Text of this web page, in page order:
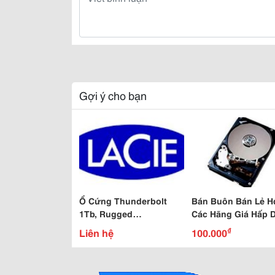
Gợi ý cho bạn
Ổ Cứng Thunderbolt
1Tb, Rugged
Thunderbolt Tốc Độ
Cao, Lacie Thunderbolt
Liên hệ
Bán Buôn Bán Lẻ
Các Hãng Giá Hấp
100.000₫